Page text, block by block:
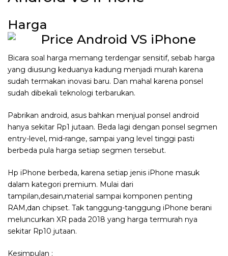
Harga
Bicara soal harga memang terdengar sensitif, sebab harga
yang diusung keduanya kadung menjadi murah karena
sudah termakan inovasi baru. Dan mahal karena ponsel
sudah dibekali teknologi terbarukan.
Pabrikan android, asus bahkan menjual ponsel android
hanya sekitar Rp1 jutaan. Beda lagi dengan ponsel segmen
entry-level, mid-range, sampai yang level tinggi pasti
berbeda pula harga setiap segmen tersebut.
Hp iPhone berbeda, karena setiap jenis iPhone masuk
dalam kategori premium. Mulai dari
tampilan,desain,material sampai komponen penting
RAM,dan chipset. Tak tanggung-tanggung iPhone berani
meluncurkan XR pada 2018 yang harga termurah nya
sekitar Rp10 jutaan.
Kesimpulan :